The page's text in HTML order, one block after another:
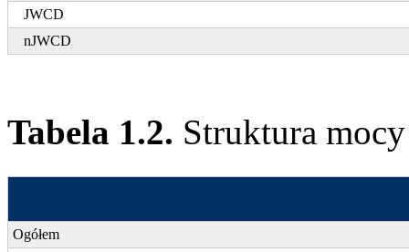
JWCD
nJWCD
Tabela 1.2. Struktura
Ogółem